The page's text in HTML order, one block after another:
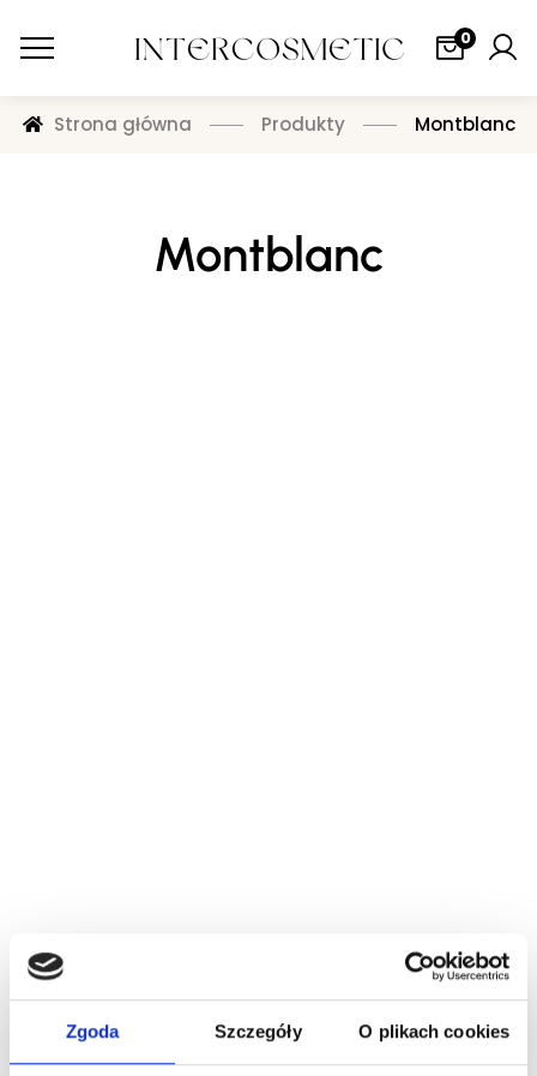
Zgoda Szczegóły O plikach cookies
0
Strona główna Produkty Montblanc
Montblanc